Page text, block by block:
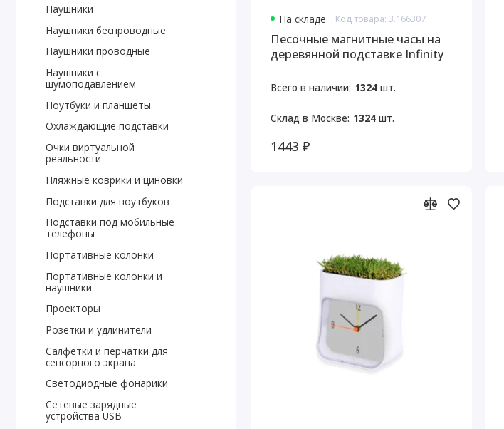
Наушники
Наушники беспроводные
Наушники проводные
Наушники с
шумоподавлением
Ноутбуки и планшеты
Охлаждающие подставки
Очки виртуальной
реальности
Пляжные коврики и циновки
Подставки для ноутбуков
Подставки под мобильные
телефоны
Портативные колонки
Портативные колонки и
наушники
Проекторы
Розетки и удлинители
Салфетки и перчатки для
сенсорного экрана
Светодиодные фонарики
Сетевые зарядные
устройства USB
На складе Код товара: 3.166307
Песочные магнитные часы на
деревянной подставке Infinity
Всего в наличии: 1324шт.
Склад в Москве: 1324шт.
1443 ₽